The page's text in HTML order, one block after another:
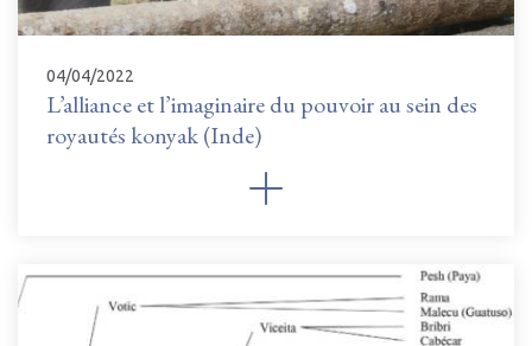
04/04/2022
L’alliance et l’imaginaire du pouvoir au sein des
royautés konyak (Inde)